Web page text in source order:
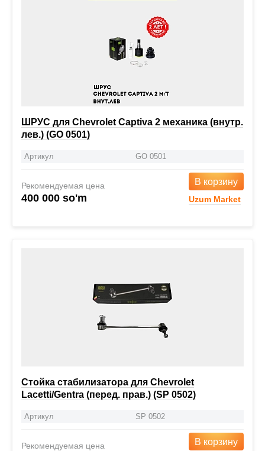
ШРУС для Chevrolet Captiva 2 механика (внутр.
лев.) (GO 0501)
Артикул GO 0501
Рекомендуемая цена
400 000 so'm
В корзину
Uzum Market
Стойка стабилизатора для Chevrolet
Lacetti/Gentra (перед. прав.) (SP 0502)
Артикул SP 0502
Рекомендуемая цена В корзину